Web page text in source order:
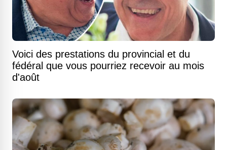
Voici des prestations du provincial et du
fédéral que vous pourriez recevoir au mois
d'août